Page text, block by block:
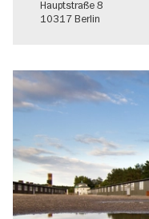
Hauptstraße 8
10317 Berlin